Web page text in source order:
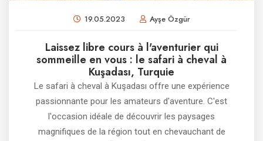
19.05.2023 Ayşe Özgür
Laissez libre cours à l'aventurier qui
sommeille en vous : le safari à cheval à
Kuşadası, Turquie
Le safari à cheval à Kuşadası offre une expérience
passionnante pour les amateurs d'aventure. C'est
l'occasion idéale de découvrir les paysages
magnifiques de la région tout en chevauchant de